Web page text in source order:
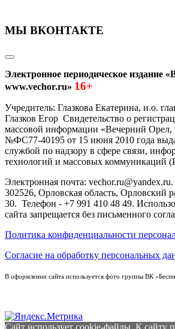
МЫ ВКОНТАКТЕ
Электронное периодическое издание
www.vechor.ru» 16+
Учредитель: Глазкова Екатерина, и.о.
Глазков Егор Свидетельство о
массовой информации «Вечерний Орел,
№ФС77-40195 от 15 июня 2010 года
службой по надзору в сфере связи,
технологий и массовых коммуникаций
Электронная почта:
302526, Орловская область, Орловский
30. Телефон - +7 991 410 48 49.
сайта запрещается без письменного
Политика конфиденциальности
Согласие на обработку персональных
В оформлении сайта используется фото группы ВК
Сайт использует cookie-файлы. К cайту